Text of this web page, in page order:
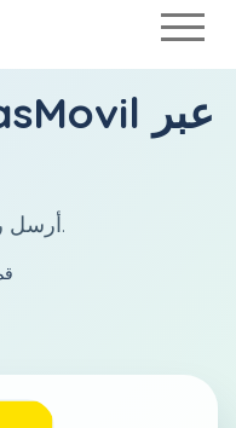
أرسل رصيدًا إلى إسبانيا بسهولة وسرعة.